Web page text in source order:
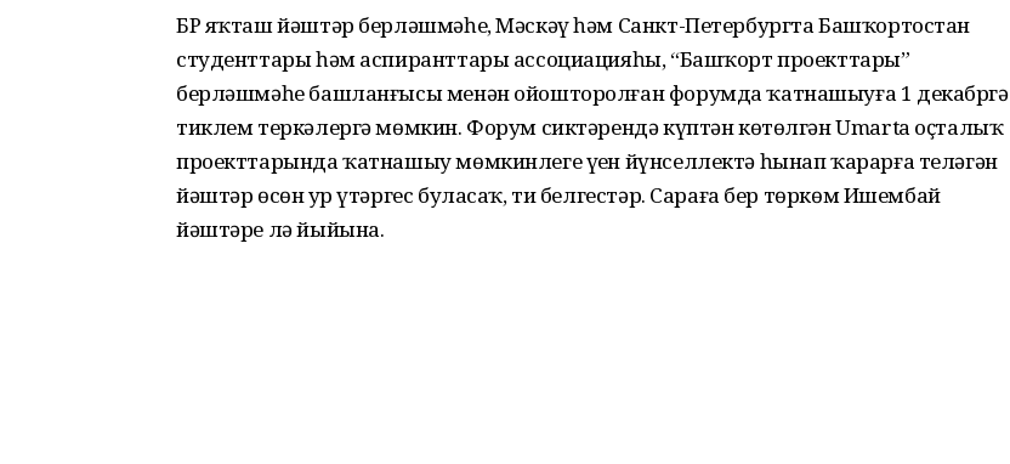
БР яҡташ йәштәр берләшмәһе, Мәскәү һәм Санкт-Петербургта Башҡортостан
студенттары һәм аспиранттары ассоциацияһы, “Башҡорт проекттары”
берләшмәһе башланғысы менән ойошторолған форумда ҡатнашыуға 1 декабргә
тиклем теркәлергә мөмкин. Форум сиктәрендә күптән көтөлгән Umarta оҫталыҡ
проекттарында ҡатнашыу мөмкинлеге үҙен йүнселлектә һынап ҡарарға теләгән
йәштәр өсөн ҙур үтәргес буласаҡ, ти белгестәр. Сараға бер төркөм Ишембай
йәштәре лә йыйына.